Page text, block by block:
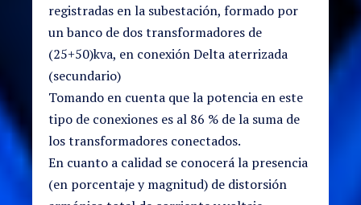
registradas en la subestación, formado por
un banco de dos transformadores de
(25+50)kva, en conexión Delta aterrizada
(secundario)
Tomando en cuenta que la potencia en este
tipo de conexiones es al 86 % de la suma de
los transformadores conectados.
En cuanto a calidad se conocerá la presencia
(en porcentaje y magnitud) de distorsión